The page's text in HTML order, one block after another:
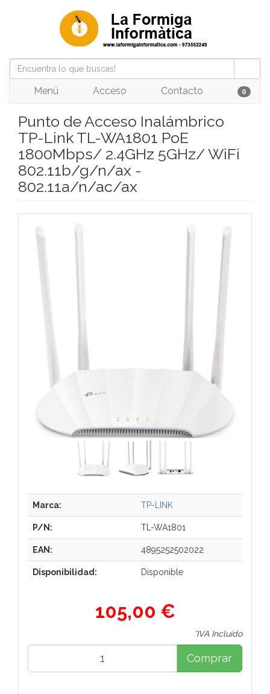
Menú Acceso Contacto 0
Punto de Acceso Inalámbrico
TP-Link TL-WA1801 PoE
1800Mbps/ 2.4GHz 5GHz/ WiFi
802.11b/g/n/ax -
802.11a/n/ac/ax
Marca: TP-LINK
P/N: TL-WA1801
EAN: 4895252502022
Disponibilidad: Disponible
105,00 €
*IVA Incluido
Comprar